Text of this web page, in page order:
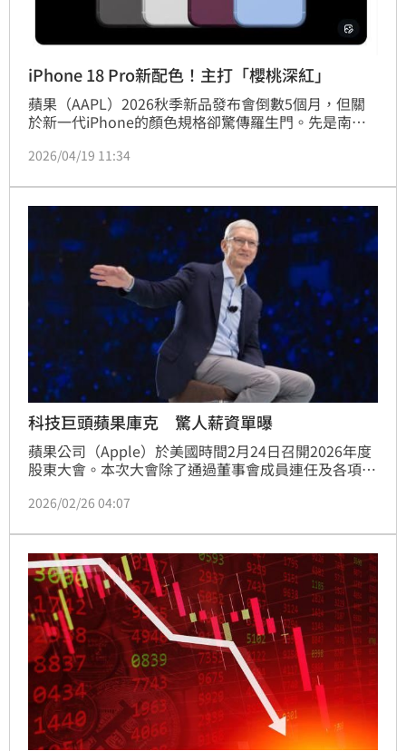
iPhone 18 Pro新配色！主打「櫻桃深紅」
蘋果（AAPL）2026秋季新品發布會倒數5個月，但關
於新一代iPhone的顏色規格卻驚傳羅生門。先是南韓
爭優勢，iPhone 18 Pro系列將縮減成三種顏色。但同
四種顏色款式，包括「櫻桃深紅」、「深灰」、「銀
白」，以及被傳遭剔除的「淺藍」。
2026/04/19 11:34
科技巨頭蘋果庫克 驚人薪資單曝
蘋果公司（Apple）於美國時間2月24日召開2026年度
股東大會。本次大會除了通過董事會成員連任及各項管
（Tim Cook）的薪資公開。綜合外電，庫克在2025財
萬美元，包括300萬美元基本年薪、600萬美元現金激
勵，以及5000萬美元目標股權獎勵），折合台幣約24
億元，其中包含底薪、股權獎勵以及多項由公司支付的
津貼，引發投資人熱議。
2026/02/26 04:07